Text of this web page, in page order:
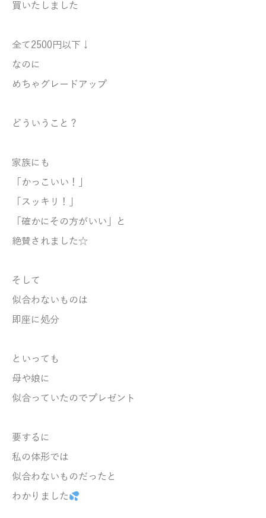
買いたしました
全て2500円以下↓
なのに
めちゃグレードアップ
どういうこと？
家族にも
「かっこいい！」
「スッキリ！」
「確かにその方がいい」と
絶賛されました☆
そして
似合わないものは
即座に処分
といっても
母や娘に
似合っていたのでプレゼント
要するに
私の体形では
似合わないものだったと
わかりました